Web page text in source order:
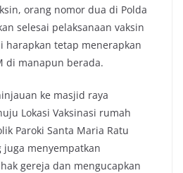
orang nomor dua di Polda
selesai pelaksanaan vaksin
harapkan tetap menerapkan
di manapun berada.
ke masjid raya
Lokasi Vaksinasi rumah
Paroki Santa Maria Ratu
juga menyempatkan
gereja dan mengucapkan